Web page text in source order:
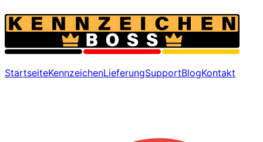
StartseiteKennzeichenLieferungSupportBlogKontakt